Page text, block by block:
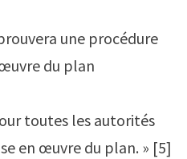
une procédure
du plan
toutes les autorités
en œuvre du plan. » [5]